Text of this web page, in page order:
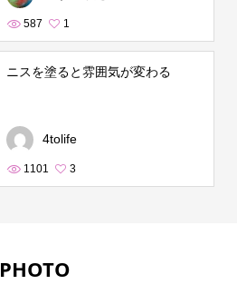
587 1
ニスを塗ると雰囲気が変わる
4tolife
1101 3
PHOTO